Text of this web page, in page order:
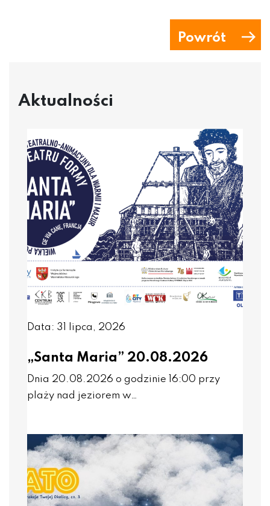
Powrót
Aktualności
Data: 31 lipca, 2026
„Santa Maria” 20.08.2026
Dnia 20.08.2026 o godzinie 16:00 przy
plaży nad jeziorem w…